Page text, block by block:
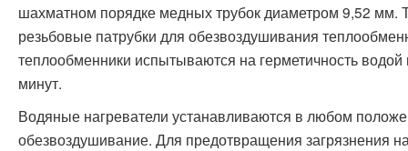
шахматном порядке медных трубок диаметром 9,52 мм.
резьбовые патрубки для обезвоздушивания
теплообменники испытываются на герметичность
минут.
Водяные нагреватели устанавливаются в любом
обезвоздушивание. Для предотвращения загрязнения